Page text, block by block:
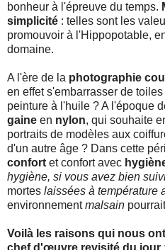
bonheur à l'épreuve du temps.
simplicité : telles sont les
promouvoir à l'Hippopotable,
domaine.
A l'ère de la photographie
en effet s'embarrasser de
peinture à l'huile ? A l'époque
gaine en nylon, qui souhaite
portraits de modèles aux
d'un autre âge ? Dans cette
confort et confort avec
hygiène, si vous avez bien
mortes laissées à température
environnementmalsain
Voilà les raisons qui nous
chef d'œuvre revisité du jour